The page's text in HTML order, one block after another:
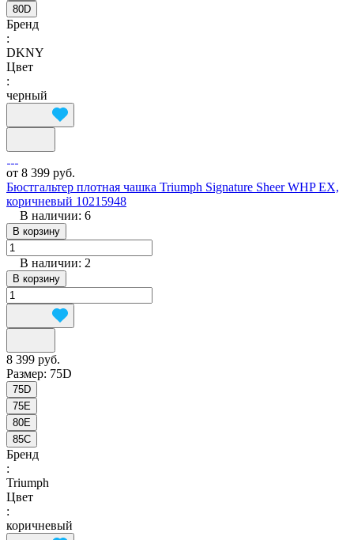
80D
Бренд
:
DKNY
Цвет
:
черный
от 8 399 руб.
Бюстгальтер плотная чашка Triumph Signature Sheer WHP EX,
коричневый 10215948
В наличии: 6
В корзину
В наличии: 2
В корзину
8 399 руб.
Размер: 75D
75D
75E
80E
85C
Бренд
:
Triumph
Цвет
:
коричневый